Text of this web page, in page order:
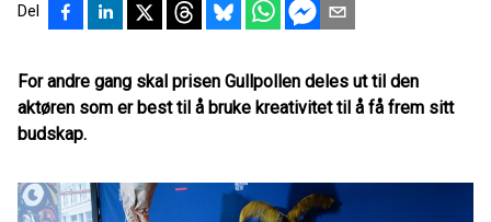
Del
For andre gang skal prisen Gullpollen deles ut til den
aktøren som er best til å bruke kreativitet til å få frem sitt
budskap.